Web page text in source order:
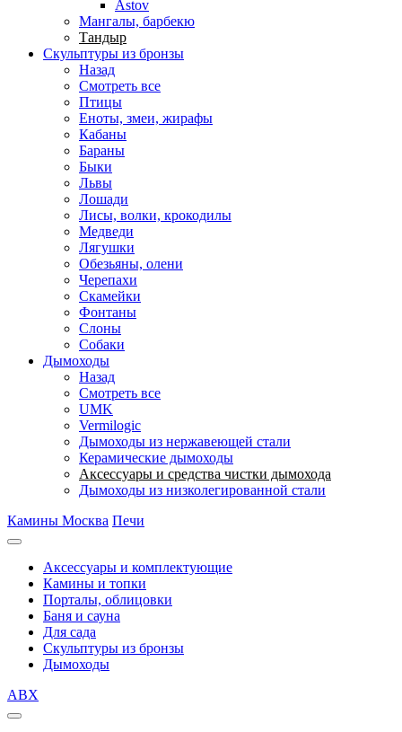
Astov
Мангалы, барбекю
Тандыр
Скульптуры из бронзы
Назад
Смотреть все
Птицы
Еноты, змеи, жирафы
Кабаны
Бараны
Быки
Львы
Лошади
Лисы, волки, крокодилы
Медведи
Лягушки
Обезьяны, олени
Черепахи
Скамейки
Фонтаны
Слоны
Собаки
Дымоходы
Назад
Смотреть все
UMK
Vermilogic
Дымоходы из нержавеющей стали
Керамические дымоходы
Аксессуары и средства чистки дымохода
Дымоходы из низколегированной стали
Камины Москва Печи
Аксессуары и комплектующие
Камины и топки
Порталы, облицовки
Баня и сауна
Для сада
Скульптуры из бронзы
Дымоходы
ABX